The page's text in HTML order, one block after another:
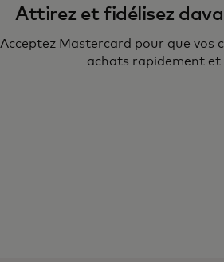
Attirez et fidélisez
Acceptez Mastercard pour que vos
achats rapidement et